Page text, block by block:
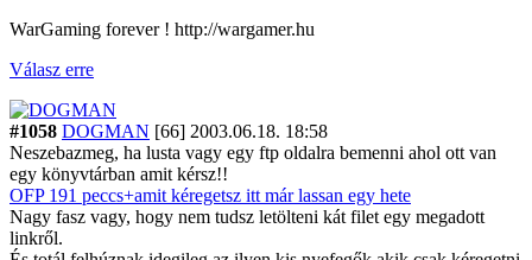
WarGaming forever ! http://wargamer.hu
Válasz erre
#1058 DOGMAN [66] 2003.06.18. 18:58
Neszebazmeg, ha lusta vagy egy ftp oldalra bemenni ahol ott van
egy könyvtárban amit kérsz!!
OFP 191 peccs+amit kéregetsz itt már lassan egy hete
Nagy fasz vagy, hogy nem tudsz letölteni kát filet egy megadott
linkről.